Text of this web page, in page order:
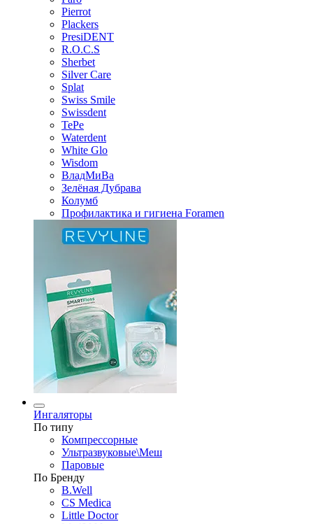
Pierrot
Plackers
PresiDENT
R.O.C.S
Sherbet
Silver Care
Splat
Swiss Smile
Swissdent
TePe
Waterdent
White Glo
Wisdom
ВладМиВа
Зелёная Дубрава
Колумб
Профилактика и гигиена Foramen
Ингаляторы
По типу
Компрессорные
Ультразвуковые\Меш
Паровые
По Бренду
B.Well
CS Medica
Little Doctor